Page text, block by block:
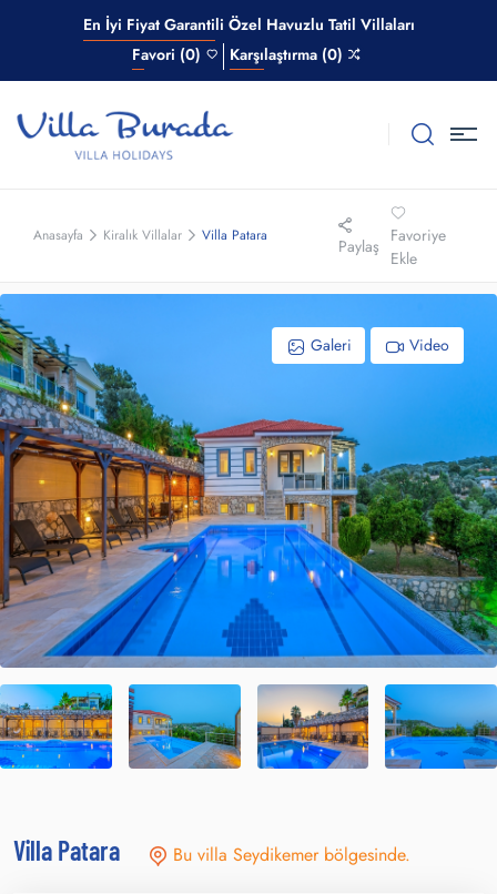
En İyi Fiyat Garantili Özel Havuzlu Tatil Villaları
Favori (0)
Karşılaştırma (0)
Anasayfa Kiralık Villalar Villa Patara Paylaş
Favoriye
Ekle
Galeri Video
Villa Patara Bu villa Seydikemer bölgesinde.